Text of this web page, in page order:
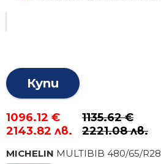
Купи
1096.12 €
2143.82 лв.
1135.62 €
2221.08 лв.
MICHELIN MULTIBIB 480/65/R28